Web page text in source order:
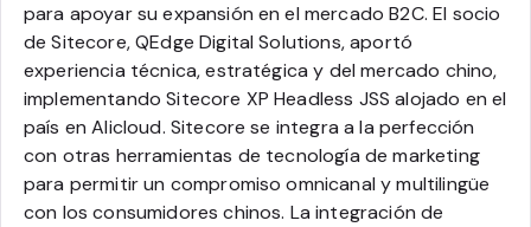
para apoyar su expansión en el mercado B2C. El socio
de Sitecore, QEdge Digital Solutions, aportó
experiencia técnica, estratégica y del mercado chino,
implementando Sitecore XP Headless JSS alojado en el
país en Alicloud. Sitecore se integra a la perfección
con otras herramientas de tecnología de marketing
para permitir un compromiso omnicanal y multilingüe
con los consumidores chinos. La integración de